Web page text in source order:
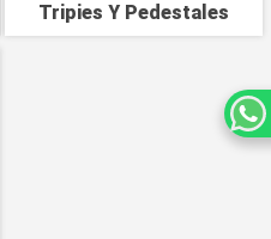
Tripies Y Pedestales